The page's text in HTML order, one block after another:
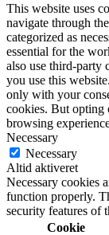
This website uses
navigate through
categorized as
essential for the
also use third-party
you use this
only with your
cookies. But opting
browsing
Necessary
Necessary
Altid aktiveret
Necessary cookies
function properly.
security features of
Cookie